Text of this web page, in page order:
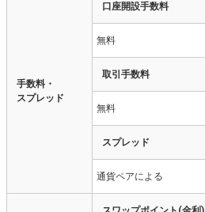
手数料・
スプレッド
口座開設手数料
無料
取引手数料
無料
スプレッド
通貨ペアによる